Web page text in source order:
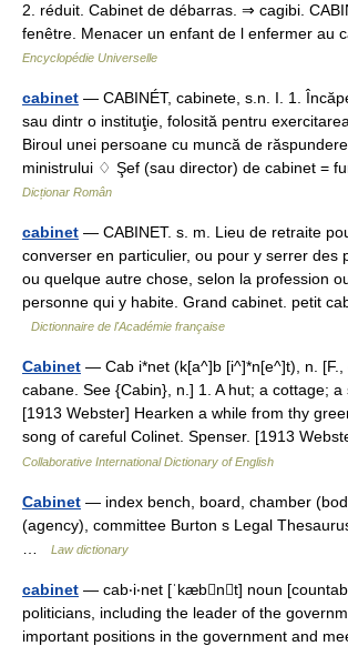
2. réduit. Cabinet de débarras. ⇒ cagibi.
fenêtre. Menacer un enfant de l enfermer
Encyclopédie Universelle
cabinet — CABINÉT, cabinete, s.n. I. 1.
sau dintr o instituţie, folosită pentru
Biroul unei persoane cu muncă de
ministrului ♢ Şef (sau director) de cabinet =
Dicționar Român
cabinet — CABINET. s. m. Lieu de retraite
converser en particulier, ou pour y serrer des
ou quelque autre chose, selon la profession
personne qui y habite. Grand cabinet. petit
Dictionnaire de l'Académie française
Cabinet — Cab i*net (k[a^]b [i^]*n[e^]t), n. [F.,
cabane. See {Cabin}, n.] 1. A hut; a cottage; a
[1913 Webster] Hearken a while from thy
song of careful Colinet. Spenser. [1913
Collaborative International Dictionary of English
Cabinet — index bench, board, chamber
(agency), committee Burton s Legal
Law dictionary
cabinet — cab‧i‧net [ˈkæbnt] noun
politicians, including the leader of the
important positions in the government and